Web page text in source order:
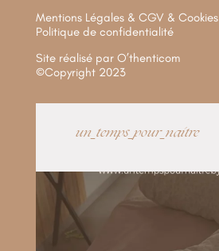
Mentions Légales & CGV & Cookies
Politique de confidentialité
Site réalisé par O’thenticom
©Copyright 2023
un_temps_pour_naitre